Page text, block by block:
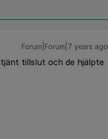
Forum|Forum|7 years ago
tillslut och de hjälpte